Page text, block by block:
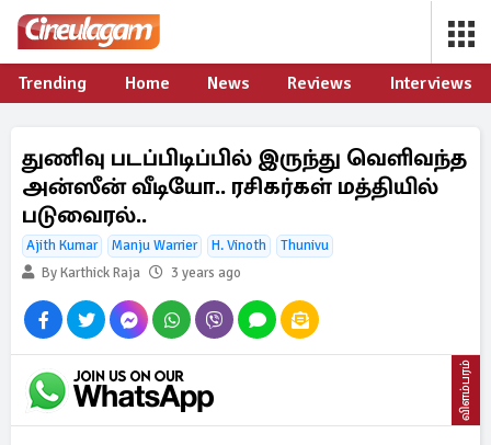
Trending Home News Reviews Interviews
துணிவு படப்பிடிப்பில் இருந்து வெளிவந்த
அன்ஸீன் வீடியோ.. ரசிகர்கள் மத்தியில்
படுவைரல்..
Ajith Kumar Manju Warrier H. Vinoth
Thunivu
By Karthick Raja
3 years ago
விளம்பரம்